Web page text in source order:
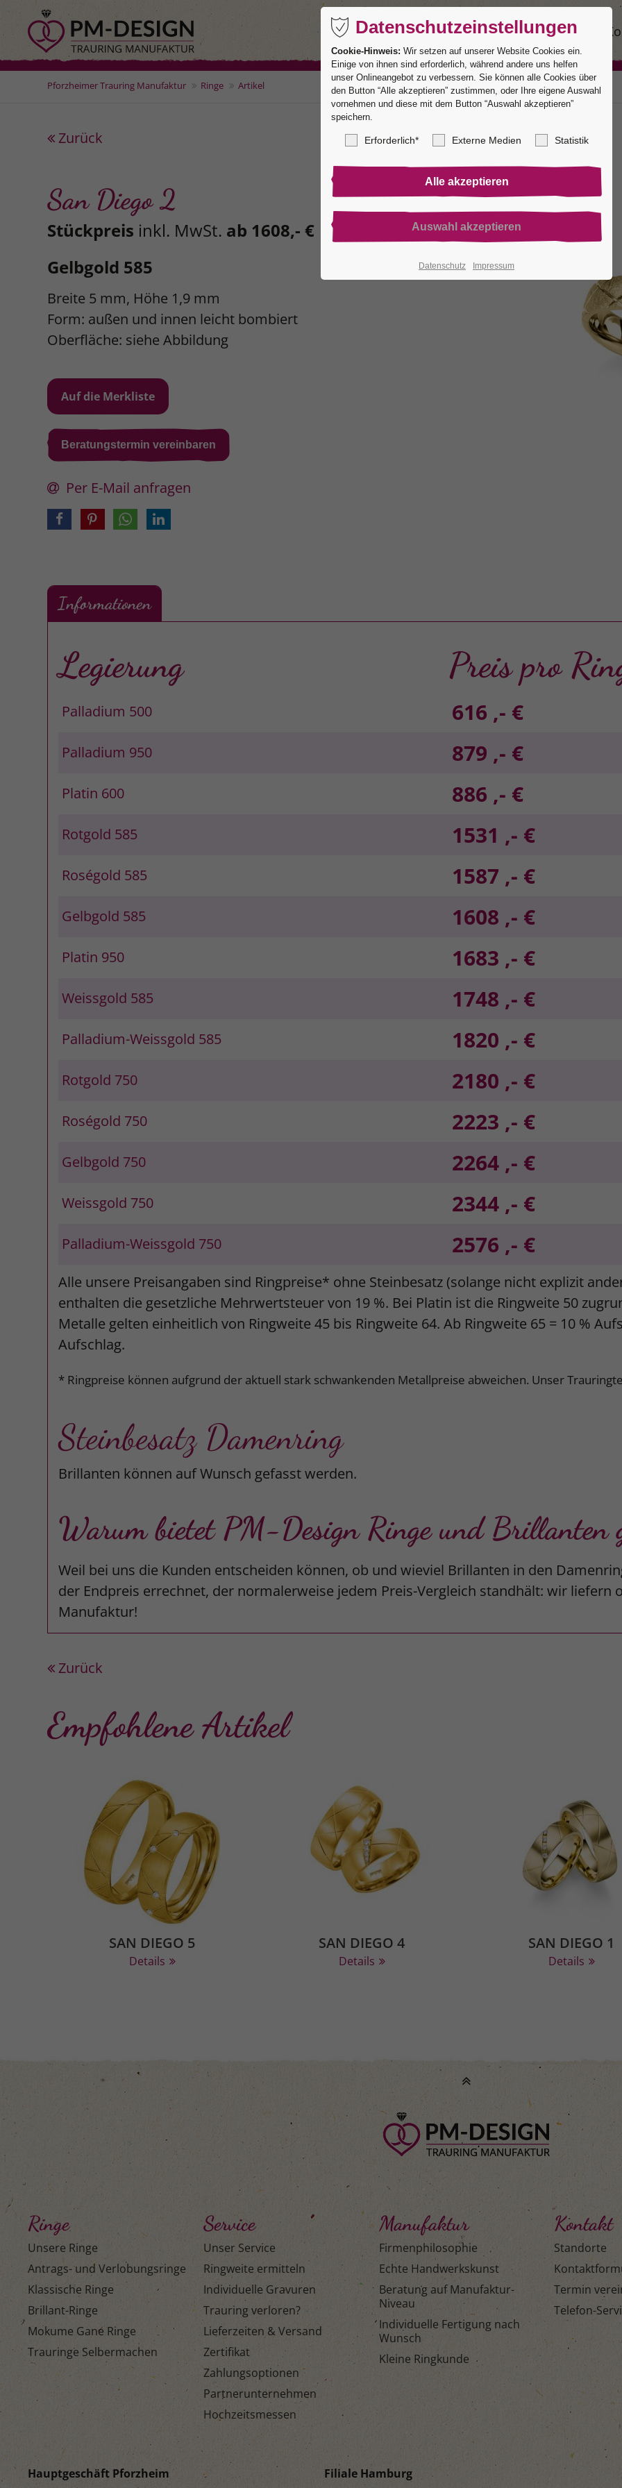
Ringe Service Manufaktur
Pforzheimer Trauring Manufaktur Ringe Artikel
Zurück
San Diego 2
Stückpreis inkl. MwSt. ab 1608,- €
Gelbgold 585
Breite 5 mm, Höhe 1,9 mm
Form: außen und innen leicht bombiert
Oberfläche: siehe Abbildung
Beratungstermin vereinbaren
Per E-Mail anfragen
Informationen
Legierung Preis pro
Palladium 500 616 ,- €
Palladium 950 879 ,- €
Platin 600 886 ,- €
Rotgold 585 1531 ,- €
Roségold 585 1587 ,- €
Gelbgold 585 1608 ,- €
Platin 950 1683 ,- €
Weissgold 585 1748 ,- €
Palladium-Weissgold 585 1820 ,- €
Rotgold 750 2180 ,- €
Roségold 750 2223 ,- €
Gelbgold 750 2264 ,- €
Weissgold 750 2344 ,- €
Palladium-Weissgold 750 2576 ,- €
Alle unsere Preisangaben sind Ringpreise* ohne Steinbesatz (solange nicht explizit
enthalten die gesetzliche Mehrwertsteuer von 19 %. Bei Platin ist die Ringweite 50
Metalle gelten einheitlich von Ringweite 45 bis Ringweite 64. Ab Ringweite 65 = 10 %
Aufschlag.
* Ringpreise können aufgrund der aktuell stark schwankenden Metallpreise abweichen. Unser
Steinbesatz Damenring
Brillanten können auf Wunsch gefasst werden.
Warum bietet PM-Design Ringe und Brillanten
Weil bei uns die Kunden entscheiden können, ob und wieviel Brillanten in den
der Endpreis errechnet, der normalerweise jedem Preis-Vergleich standhält: wir liefern
Manufaktur!
Zurück
Empfohlene Artikel
SAN DIEGO 5
Details
SAN DIEGO 4
Details
SAN DIEGO 1
Details
Ringe
Unsere Ringe
Antrags- und Verlobungsringe
Klassische Ringe
Brillant-Ringe
Mokume Gane Ringe
Trauringe Selbermachen
Service
Unser Service
Ringweite ermitteln
Individuelle Gravuren
Trauring verloren?
Lieferzeiten & Versand
Zertifikat
Zahlungsoptionen
Partnerunternehmen
Hochzeitsmessen
Manufaktur
Firmenphilosophie
Echte Handwerkskunst
Beratung auf Manufaktur-
Niveau
Individuelle Fertigung nach
Wunsch
Kleine Ringkunde
Kontakt
Standorte
Termin
Telefon-
Hauptgeschäft Pforzheim Filiale Hamburg
Datenschutzeinstellungen
Cookie-Hinweis: Wir setzen auf unserer Website Cookies ein.
Einige von ihnen sind erforderlich, während andere uns helfen
unser Onlineangebot zu verbessern. Sie können alle Cookies über
den Button “Alle akzeptieren” zustimmen, oder Ihre eigene Auswahl
vornehmen und diese mit dem Button “Auswahl akzeptieren”
speichern.
Erforderlich* Externe Medien Statistik
Datenschutz Impressum